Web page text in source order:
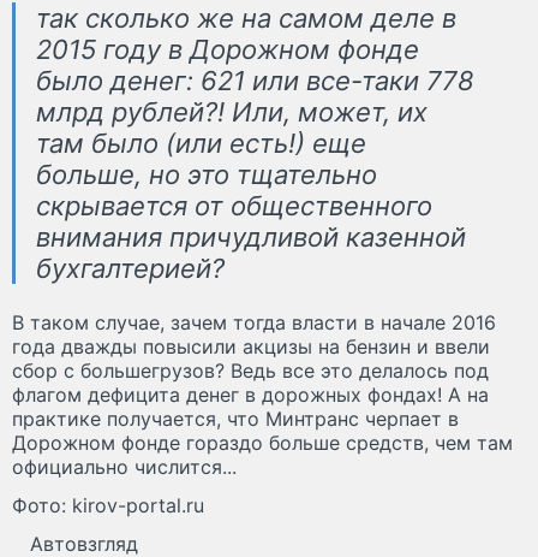
так сколько же на самом деле в
2015 году в Дорожном фонде
было денег: 621 или все-таки 778
млрд рублей?! Или, может, их
там было (или есть!) еще
больше, но это тщательно
скрывается от общественного
внимания причудливой казенной
бухгалтерией?
В таком случае, зачем тогда власти в начале 2016
года дважды повысили акцизы на бензин и ввели
сбор с большегрузов? Ведь все это делалось под
флагом дефицита денег в дорожных фондах! А на
практике получается, что Минтранс черпает в
Дорожном фонде гораздо больше средств, чем там
официально числится...
Фото: kirov-portal.ru
Автовзгляд